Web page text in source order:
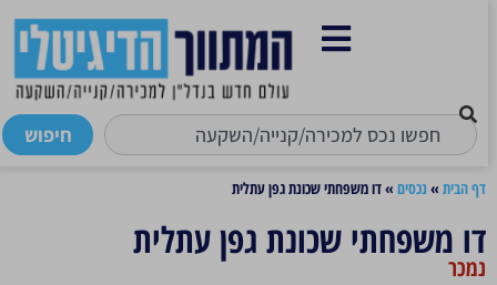
חיפוש
דף הבית»נכסים»דו משפחתי שכונת גפן עתלית
דו משפחתי שכונת גפן עתלית
נמכר